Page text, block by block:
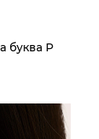
буква P